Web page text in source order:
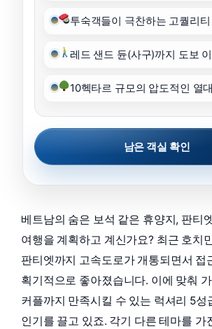
투숙객들이 극찬하는 고퀄리
레드 샌드 듄(사구)까지 도보
10헥타르 규모의 압도적인 열
남은 객실 확인
베트남의 숨은 보석 같은 휴양지, 판티
여행을 계획하고 계신가요? 최근 호치
판티엣까지 고속도로가 개통되면서 접
획기적으로 좋아졌습니다. 이에 맞춰
커플까지 만족시킬 수 있는 럭셔리 5성
인기를 끌고 있죠. 각기 다른 테마를 가